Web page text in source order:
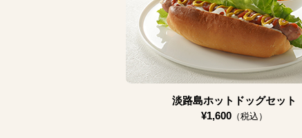
淡路島ホットドッグセット
¥1,600 （税込）